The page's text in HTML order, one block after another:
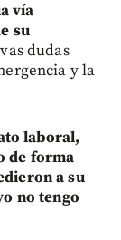
vía
su
dudas
y la
laboral,
de forma
a su
no tengo